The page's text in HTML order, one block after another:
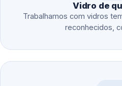
Vidro de
Trabalhamos com vidros
reconhecidos,